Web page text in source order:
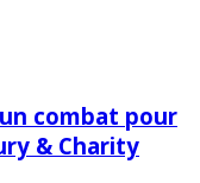
combat pour
& Charity